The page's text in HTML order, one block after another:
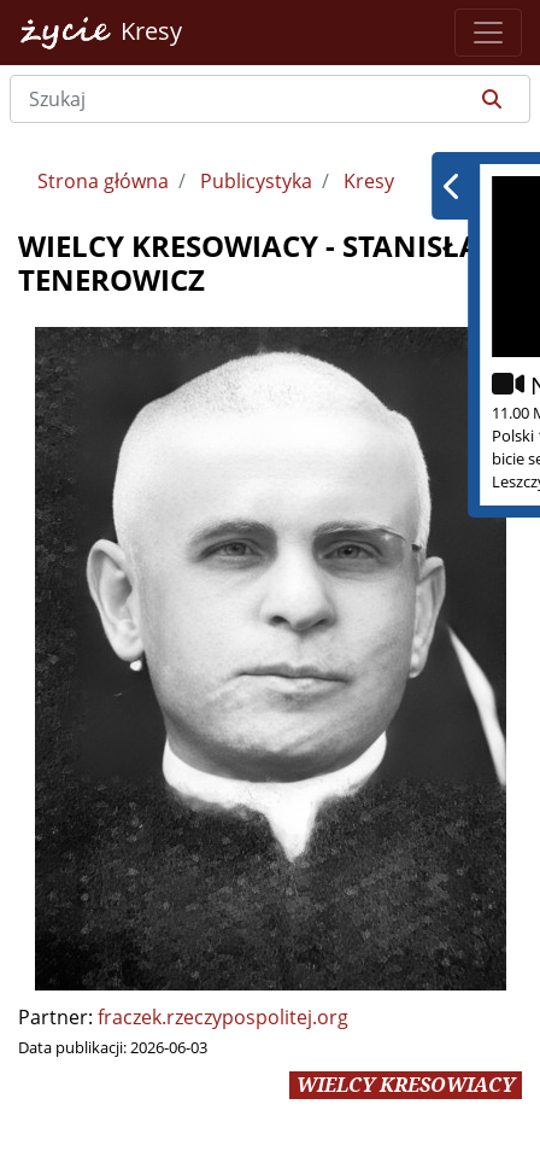
Kresy
11.00
Polski
bicie
Strona główna Publicystyka Kresy
WIELCY KRESOWIACY - STANISŁAW
TENEROWICZ
Partner: fraczek.rzeczypospolitej.org
Data publikacji:2026-06-03
WIELCY KRESOWIACY